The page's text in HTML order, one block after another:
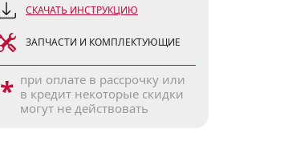
СКАЧАТЬ ИНСТРУКЦИЮ
ЗАПЧАСТИ И КОМПЛЕКТУЮЩИЕ
* при оплате в рассрочку или
в кредит некоторые скидки
могут не действовать